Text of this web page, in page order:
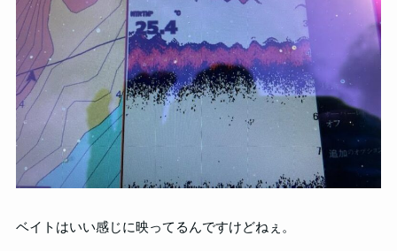
ベイトはいい感じに映ってるんですけどねぇ。